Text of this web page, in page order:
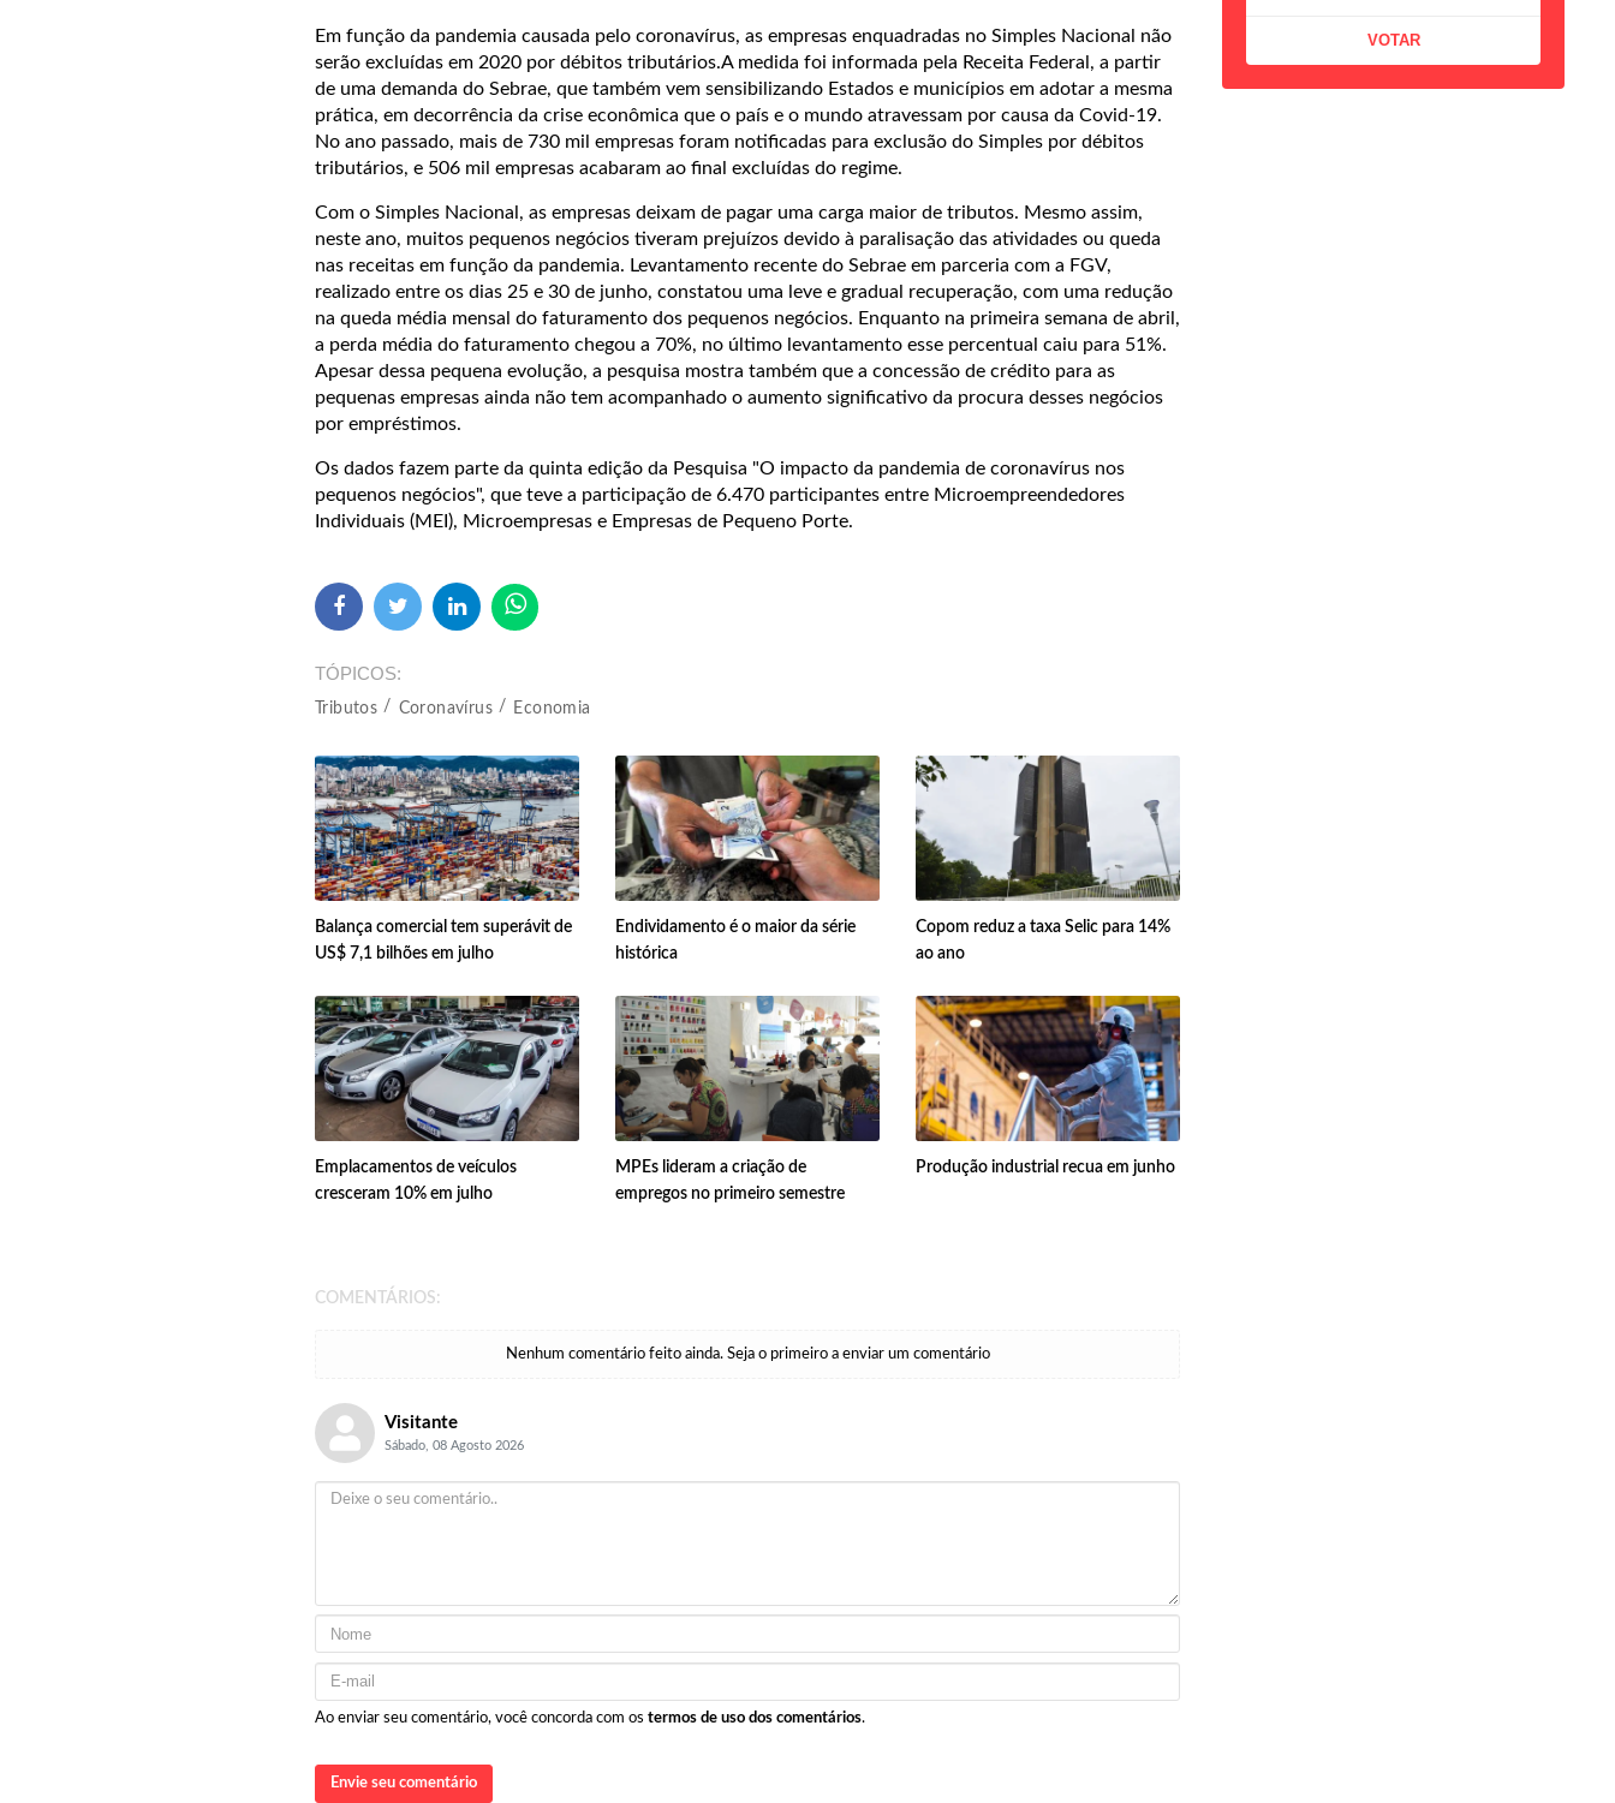
Em função da pandemia causada pelo coronavírus, as empresas enquadradas no Simples Nacional não
serão excluídas em 2020 por débitos tributários.A medida foi informada pela Receita Federal, a partir
de uma demanda do Sebrae, que também vem sensibilizando Estados e municípios em adotar a mesma
prática, em decorrência da crise econômica que o país e o mundo atravessam por causa da Covid-19.
No ano passado, mais de 730 mil empresas foram notificadas para exclusão do Simples por débitos
tributários, e 506 mil empresas acabaram ao final excluídas do regime.
Com o Simples Nacional, as empresas deixam de pagar uma carga maior de tributos. Mesmo assim,
neste ano, muitos pequenos negócios tiveram prejuízos devido à paralisação das atividades ou queda
nas receitas em função da pandemia. Levantamento recente do Sebrae em parceria com a FGV,
realizado entre os dias 25 e 30 de junho, constatou uma leve e gradual recuperação, com uma redução
na queda média mensal do faturamento dos pequenos negócios. Enquanto na primeira semana de abril,
a perda média do faturamento chegou a 70%, no último levantamento esse percentual caiu para 51%.
Apesar dessa pequena evolução, a pesquisa mostra também que a concessão de crédito para as
pequenas empresas ainda não tem acompanhado o aumento significativo da procura desses negócios
por empréstimos.
Os dados fazem parte da quinta edição da Pesquisa "O impacto da pandemia de coronavírus nos
pequenos negócios", que teve a participação de 6.470 participantes entre Microempreendedores
Individuais (MEI), Microempresas e Empresas de Pequeno Porte.
TÓPICOS
Tributos Coronavírus Economia
Balança comercial tem superávit de
US$ 7,1 bilhões em julho
Endividamento é o maior da série
histórica
Copom reduz a taxa Selic para 14%
ao ano
Emplacamentos de veículos
cresceram 10% em julho
MPEs lideram a criação de
empregos no primeiro semestre
Produção industrial recua em junho
COMENTÁRIOS:
Nenhum comentário feito ainda. Seja o primeiro a enviar um comentário
Visitante
Sábado, 08 Agosto 2026
Ao enviar seu comentário, você concorda com os termos de uso dos comentários.
Envie seu comentário